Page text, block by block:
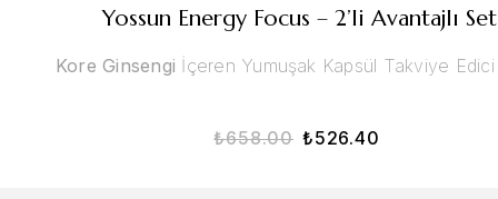
Yossun Energy Focus – 2’li Avantajlı Set
Kore Ginsengi İçeren Yumuşak Kapsül Takviye Edici
₺658.00 ₺526.40